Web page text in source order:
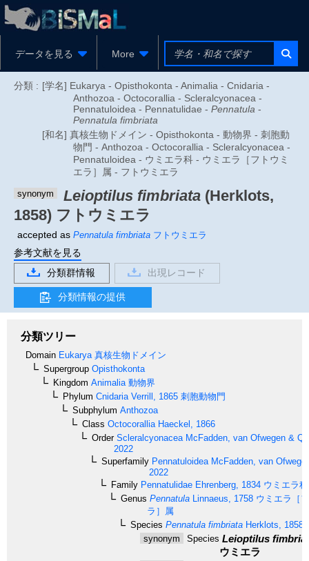
データを見る More
分類 : [学名] Eukarya - Opisthokonta - Animalia - Cnidaria -
Anthozoa - Octocorallia - Scleralcyonacea -
Pennatuloidea - Pennatulidae - Pennatula -
Pennatula fimbriata
[和名] 真核生物ドメイン - Opisthokonta - 動物界 - 刺胞動
物門 - Anthozoa - Octocorallia - Scleralcyonacea -
Pennatuloidea - ウミエラ科 - ウミエラ［フトウミ
エラ］属 - フトウミエラ
synonym Leioptilus fimbriata (Herklots,
1858) フトウミエラ
accepted as Pennatula fimbriata フトウミエラ
参考文献を見る
分類群情報
出現レコード
分類情報の提供
分類ツリー
Domain Eukarya 真核生物ドメイン
Supergroup Opisthokonta
Kingdom Animalia 動物界
Phylum Cnidaria Verrill, 1865 刺胞動物門
Subphylum Anthozoa
Class Octocorallia Haeckel, 1866
OrderScleralcyonacea McFadden, van Ofwegen &
2022
Superfamily Pennatuloidea McFadden, van
2022
Family Pennatulidae Ehrenberg, 1834 ウミエラ科
Genus Pennatula Linnaeus, 1758 ウミエラ［
ラ］属
Species Pennatula fimbriata Herklots, 1858
synonym
Species Leioptilus
ウミエラ